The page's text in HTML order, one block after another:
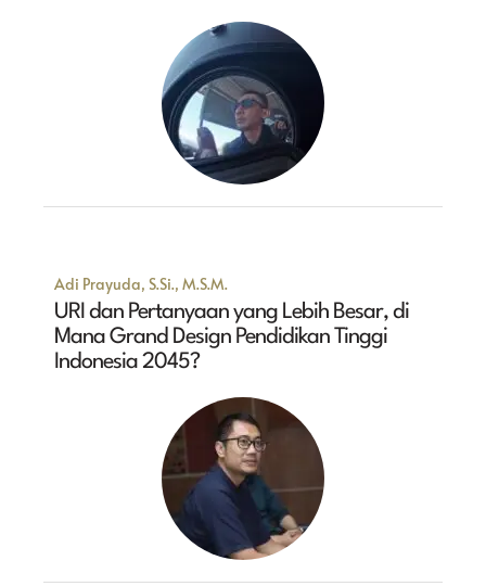
Adi Prayuda, S.Si., M.S.M.
URI dan Pertanyaan yang Lebih Besar, di
Mana Grand Design Pendidikan Tinggi
Indonesia 2045?